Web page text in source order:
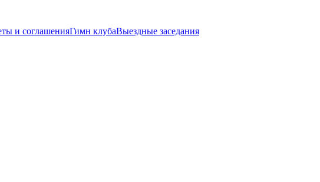
и соглашенияГимн клубаВыездные заседания